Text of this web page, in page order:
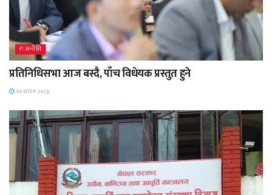
राजनीति
प्रतिनिधिसभा आज बस्दै, पाँच विधेयक प्रस्तुत हुने
२२ साउन २०८३,